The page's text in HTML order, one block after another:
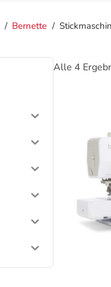
/ Bernette /
Alle 4